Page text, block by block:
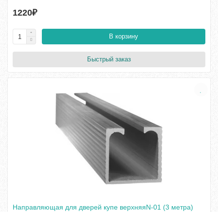
1220₽
В корзину
Быстрый заказ
Направляющая для дверей купе верхняяN-01 (3 метра)